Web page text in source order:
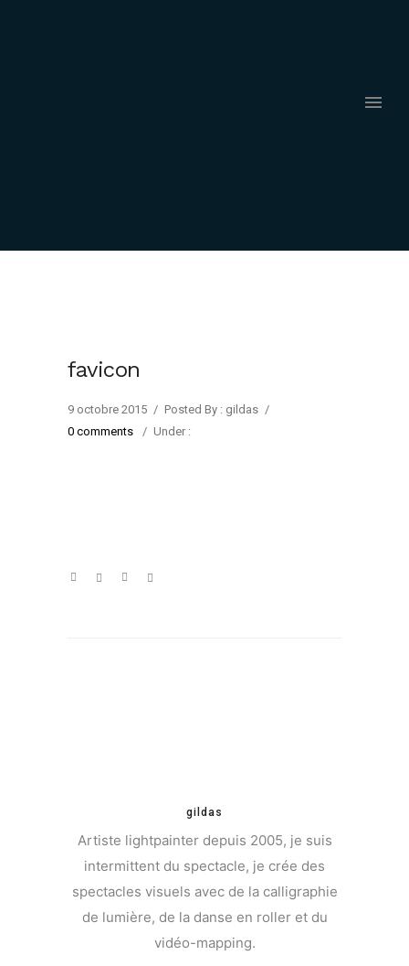
favicon
9 octobre 2015 / Posted By : gildas /
0 comments
/ Under :
gildas
Artiste lightpainter depuis 2005, je suis
intermittent du spectacle, je crée des
spectacles visuels avec de la calligraphie
de lumière, de la danse en roller et du
vidéo-mapping.